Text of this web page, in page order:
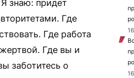
знаю: придет
Где
Где работа
Где вы и
заботитесь о